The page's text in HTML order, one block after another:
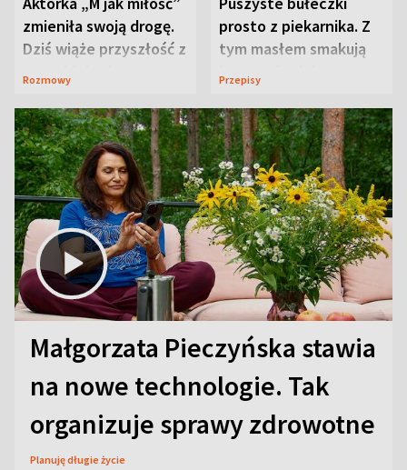
zmieniła swoją drogę.
Dziś wiąże przyszłość z
neurobiologią
Rozmowy
prosto z piekarnika. Z
tym masłem smakują
jeszcze lepiej
Przepisy
Małgorzata Pieczyńska stawia
na nowe technologie. Tak
organizuje sprawy zdrowotne
Planuję długie życie